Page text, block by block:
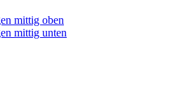
mittig oben
mittig unten